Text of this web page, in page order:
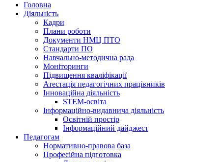
Головна
Діяльність
Кадри
Плани роботи
Документи НМЦ ПТО
Стандарти ПО
Навчально-методична рада
Моніторинги
Підвищення кваліфікації
Атестація педагогічних працівників
Інноваційна діяльність
STEM-освіта
Інформаційно-видавнича діяльність
Освітній простір
Інформаційний дайджест
Педагогам
Нормативно-правова база
Професійна підготовка